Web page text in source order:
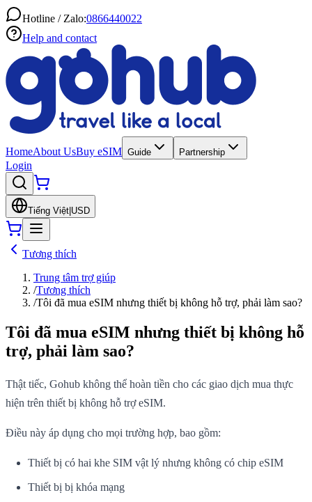
Hotline / Zalo:0866440022
Help and contact
HomeAbout UsBuy eSIM Guide Partnership
Login
Tiếng Việt USD
Tương thích
Trung tâm trợ giúp
/Tương thích
/Tôi đã mua eSIM nhưng thiết bị không hỗ trợ, phải làm sao?
Tôi đã mua eSIM nhưng thiết bị không hỗ
trợ, phải làm sao?
Thật tiếc, Gohub không thể hoàn tiền cho các giao dịch mua thực
hiện trên thiết bị không hỗ trợ eSIM.
Điều này áp dụng cho mọi trường hợp, bao gồm:
Thiết bị có hai khe SIM vật lý nhưng không có chip eSIM
Thiết bị bị khóa mạng